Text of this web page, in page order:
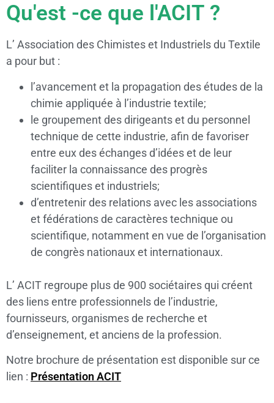
Qu'est -ce que l'ACIT ?
L’ Association des Chimistes et Industriels du Textile
a pour but :
l’avancement et la propagation des études de la
chimie appliquée à l’industrie textile;
le groupement des dirigeants et du personnel
technique de cette industrie, afin de favoriser
entre eux des échanges d’idées et de leur
faciliter la connaissance des progrès
scientifiques et industriels;
d’entretenir des relations avec les associations
et fédérations de caractères technique ou
scientifique, notamment en vue de l’organisation
de congrès nationaux et internationaux.
L’ ACIT regroupe plus de 900 sociétaires qui créent
des liens entre professionnels de l’industrie,
fournisseurs, organismes de recherche et
d’enseignement, et anciens de la profession.
Notre brochure de présentation est disponible sur ce
lien : Présentation ACIT